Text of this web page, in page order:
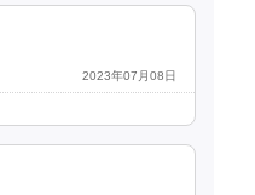
2023年07月08日